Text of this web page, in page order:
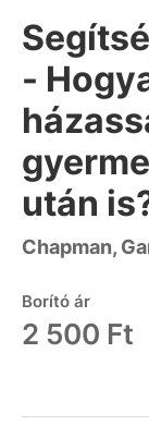
-
után
Chapman,
Borító ár
2 500 Ft